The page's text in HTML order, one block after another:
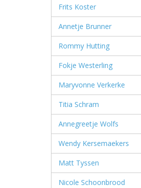
Frits Koster
Annetje Brunner
Rommy Hutting
Fokje Westerling
Maryvonne Verkerke
Titia Schram
Annegreetje Wolfs
Wendy Kersemaekers
Matt Tyssen
Nicole Schoonbrood